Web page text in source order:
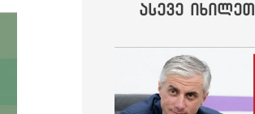
ასევე იხილეთ